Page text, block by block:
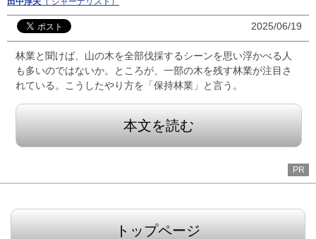
2025/06/19
林業と聞けば、山の木を全部伐採するシーンを思い浮かべる人
も多いのではないか。ところが、一部の木を残す林業が注目さ
れている。こうしたやり方を「保持林業」と言う。
本文を読む
PR
トップページ